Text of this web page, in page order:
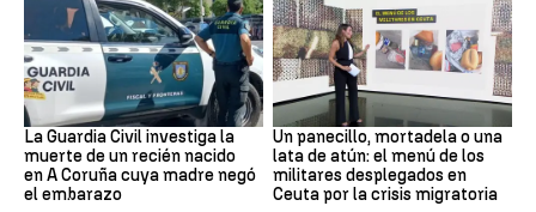
Recién Nacido
La Guardia Civil investiga la
muerte de un recién nacido
en A Coruña cuya madre negó
el embarazo
Militares
Un panecillo, mortadela o una
lata de atún: el menú de los
militares desplegados en
Ceuta por la crisis migratoria